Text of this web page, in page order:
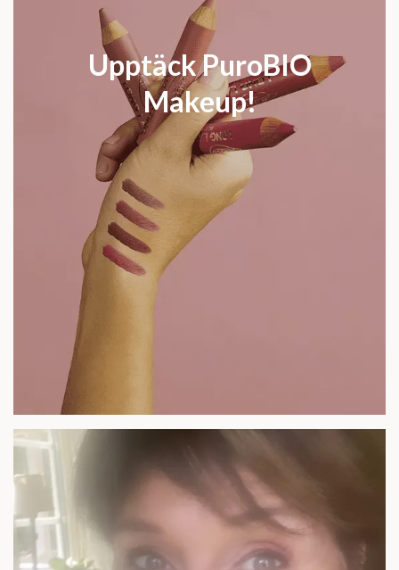
Upptäck PuroBIO
Makeup!